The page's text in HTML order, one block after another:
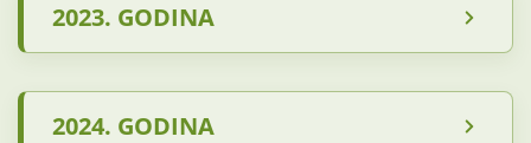
2023. GODINA
2024. GODINA